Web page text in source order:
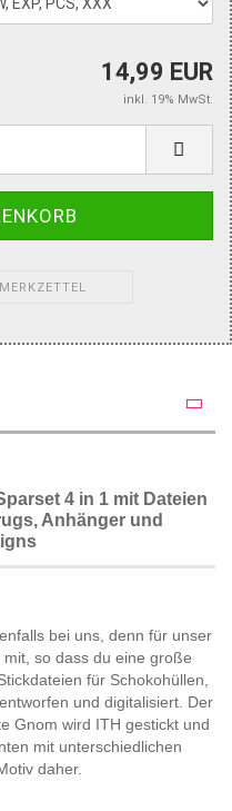
14,99 EUR
inkl. 19% MwSt.
4 in 1 mit Dateien
Anhänger und
bei uns, denn für unser
so dass du eine große
für Schokohüllen,
und digitalisiert. Der
Gnom wird ITH gestickt und
mit unterschiedlichen
daher.